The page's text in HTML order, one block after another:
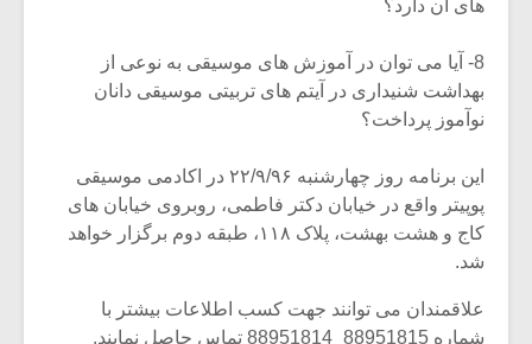
های آن دارد؟
8- آیا می توان در آموزش های موسیقی به نوعی از
بهداشت شنیداری در آیتم های تربیتی موسیقی دانان
نوآموز پرداخت؟
این برنامه روز چهارشنبه ۲۲/۹/۹۶ در اکادمی موسیقی
پوپیتر واقع در خیابان دکتر فاطمی، روبروی خیابان های
کاج و هشت بهشت، پلاک ۱۱۸، طبقه دوم برگزار خواهد
شد.
علاقمندان می توانند جهت کسب اطلاعات بیشتر با
شماره 88951815_88951814 تماس حاصل نمایند.